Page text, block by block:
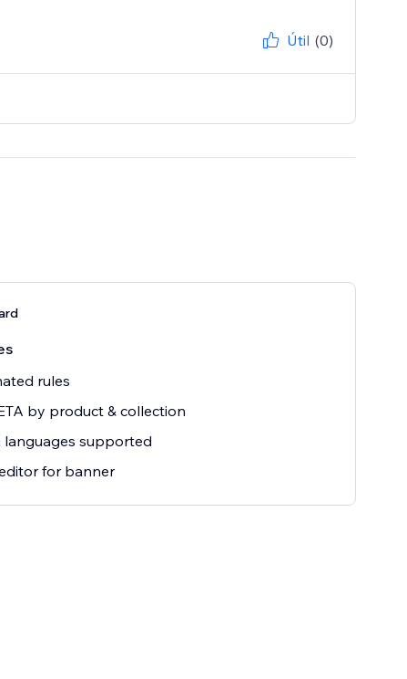
Útil (0)
rules
by product & collection
languages supported
for banner